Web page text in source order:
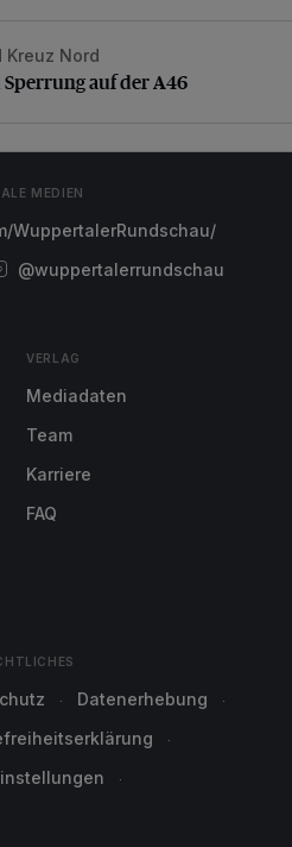
auf der A46
Nord
auf der A46
MEDIEN
WuppertalerRundschau/
@wuppertalerrundschau
VERLAG
Mediadaten
Team
Karriere
FAQ
Datenerhebung